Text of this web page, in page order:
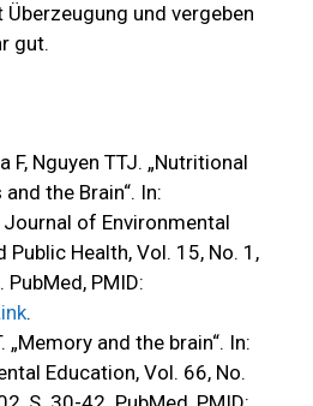
und vergeben
gut.
F, Nguyen TTJ. „Nutritional
the Brain“. In:
of Environmental
Public Health, Vol. 15, No. 1,
PMID:
.
„Memory and the brain“. In:
Education, Vol. 66, No.